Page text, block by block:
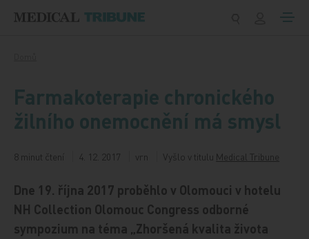
Farmakoterapie chronického
žilního onemocnění má smysl
8 minut čtení 4. 12. 2017 vrn Vyšlo v titulu Medical Tribune
Dne 19. října 2017 proběhlo v Olomouci v hotelu
NH Collection Olomouc Congress odborné
sympozium na téma „Zhoršená kvalita života